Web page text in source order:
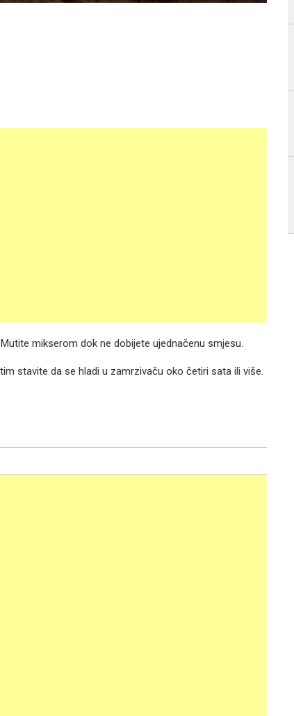
mikserom dok ne dobijete ujednačenu smjesu.
stavite da se hladi u zamrzivaču oko četiri sata ili više.